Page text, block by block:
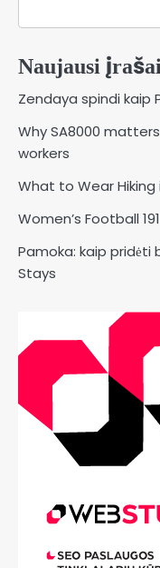
Naujausi įrašai
Zendaya spindi kaip
Why SA8000
workers
What to Wear
Women’s Football
Pamoka: kaip
Stays